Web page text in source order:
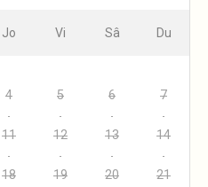
Jo Vi Sâ Du
4 5 6 7
11 12 13 14
18 19 20 21